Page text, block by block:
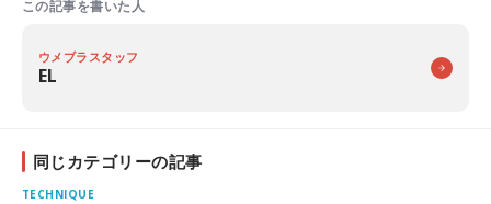
この記事を書いた人
ウメブラスタッフ
EL
同じカテゴリーの記事
TECHNIQUE